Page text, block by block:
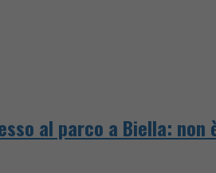
al parco a Biella: non